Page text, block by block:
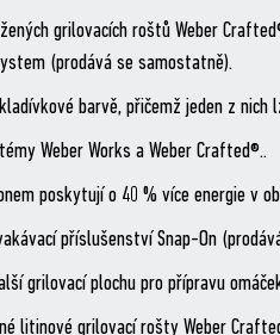
grilovacích roštů Weber
(prodává se samostatně).
barvě, přičemž jeden z
Weber Works a Weber Crafted®..
poskytují o 40 % více energie v
příslušenství Snap-On
grilovací plochu pro přípravu
litinové grilovací rošty Weber